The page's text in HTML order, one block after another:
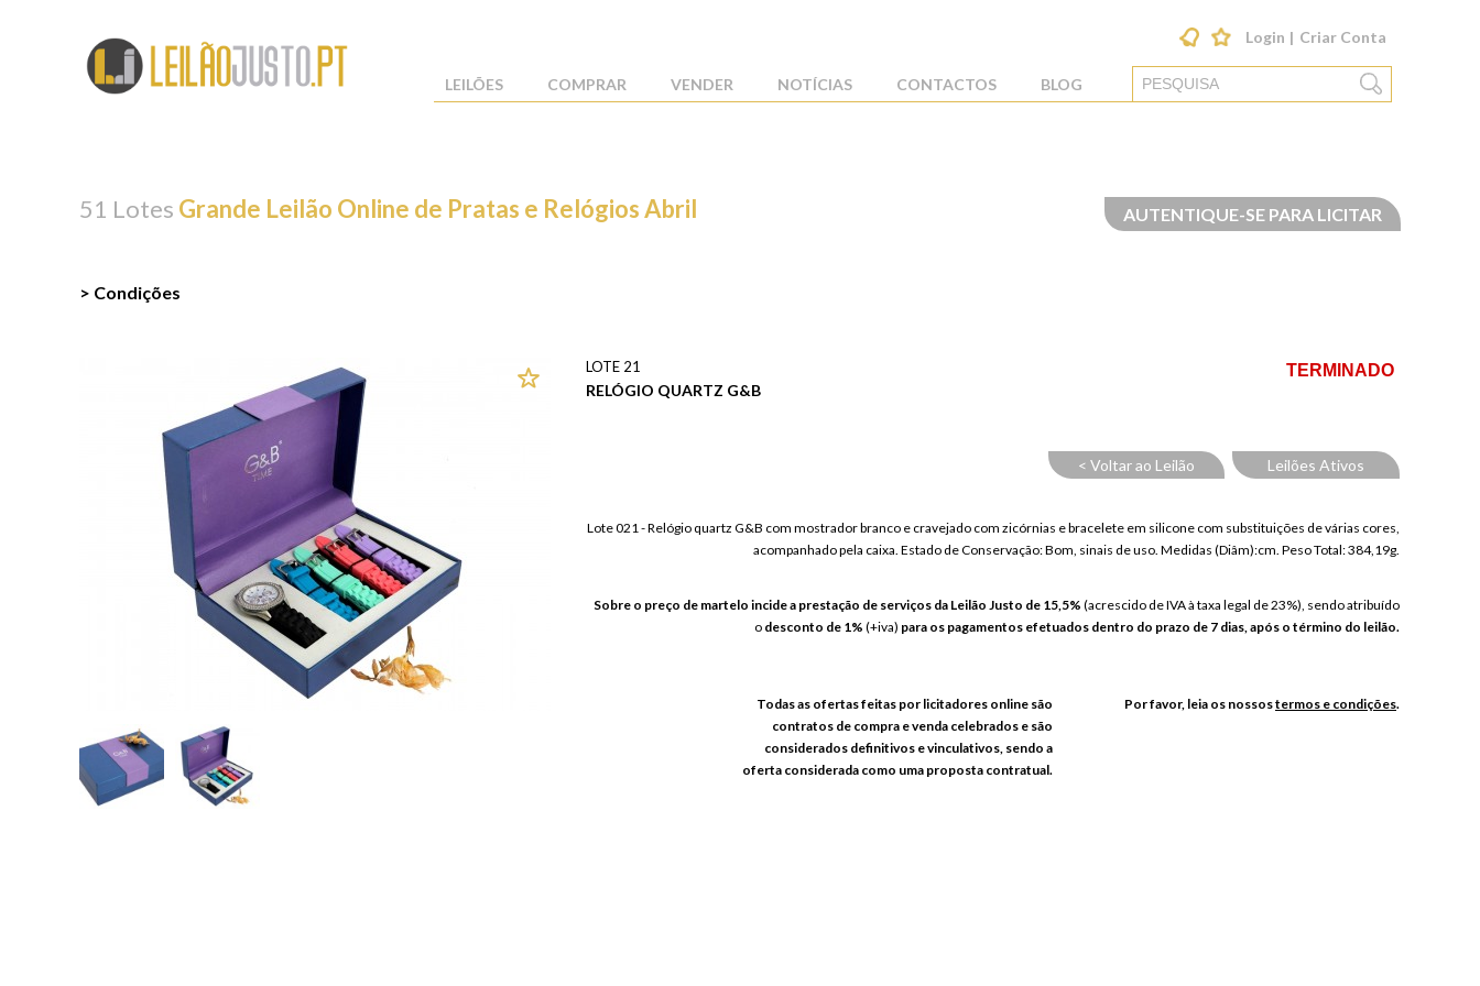
Login Criar Conta
LEILÕES COMPRAR VENDER NOTÍCIAS CONTACTOS BLOG
AUTENTIQUE-SE PARA LICITAR
51 Lotes Grande Leilão Online de Pratas e Relógios Abril
> Condições
LOTE 21
RELÓGIO QUARTZ G&B
TERMINADO
< Voltar ao Leilão Leilões Ativos
Lote 021 - Relógio quartz G&B com mostrador branco e cravejado com zicórnias e bracelete em silicone com substituições de várias cores,
acompanhado pela caixa. Estado de Conservação: Bom, sinais de uso. Medidas (Diâm):cm. Peso Total: 384,19g.
Sobre o preço de martelo incide a prestação de serviços da Leilão Justo de 15,5% (acrescido de IVA à taxa legal de 23%), sendo atribuído
o desconto de 1% (+iva) para os pagamentos efetuados dentro do prazo de 7 dias, após o término do leilão.
Todas as ofertas feitas por licitadores online são
contratos de compra e venda celebrados e são
considerados definitivos e vinculativos, sendo a
oferta considerada como uma proposta contratual.
Por favor, leia os nossostermos e condições.